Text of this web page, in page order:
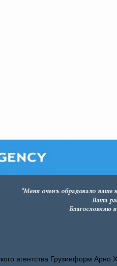
агентства Грузинформ Арно